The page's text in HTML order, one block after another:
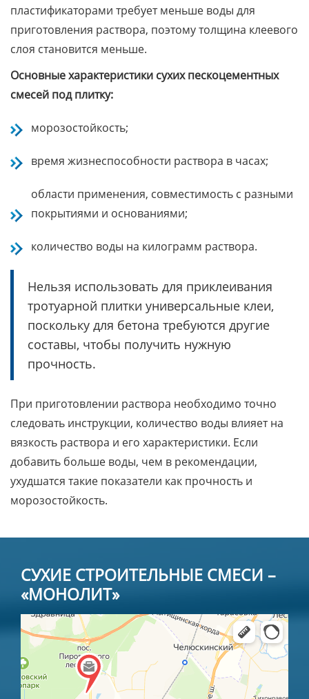
пластификаторами требует меньше воды для
приготовления раствора, поэтому толщина клеевого
слоя становится меньше.
Основные характеристики сухих пескоцементных
смесей под плитку:
морозостойкость;
время жизнеспособности раствора в часах;
области применения, совместимость с разными
покрытиями и основаниями;
количество воды на килограмм раствора.
Нельзя использовать для приклеивания
тротуарной плитки универсальные клеи,
поскольку для бетона требуются другие
составы, чтобы получить нужную
прочность.
При приготовлении раствора необходимо точно
следовать инструкции, количество воды влияет на
вязкость раствора и его характеристики. Если
добавить больше воды, чем в рекомендации,
ухудшатся такие показатели как прочность и
морозостойкость.
СУХИЕ СТРОИТЕЛЬНЫЕ СМЕСИ –
«МОНОЛИТ»